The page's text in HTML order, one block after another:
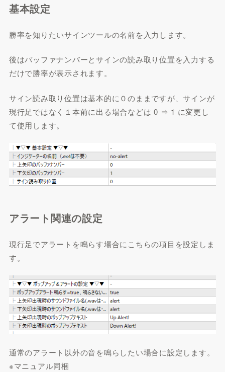
基本設定
勝率を知りたいサインツールの名前を入力します。
後はバッファナンバーとサインの読み取り位置を入力する
だけで勝率が表示されます。
サイン読み取り位置は基本的に０のままですが、サインが
現行足ではなく１本前に出る場合などは 0 ⇒ 1 に変更し
て使用します。
アラート関連の設定
現行足でアラートを鳴らす場合にこちらの項目を設定しま
す。
通常のアラート以外の音を鳴らしたい場合に設定します。
※マニュアル同梱